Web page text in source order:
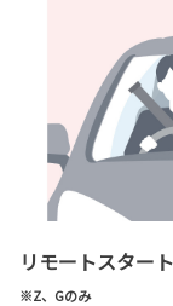
リモートスター
※Z、Gのみ